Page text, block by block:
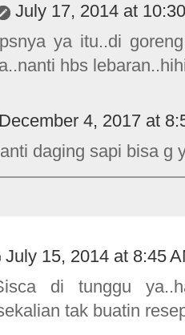
July 17, 2014 at
ya itu..di
hbs
December 4, 2017 at
daging sapi bisa g
July 15, 2014 at 8:45
di tunggu
tak buatin